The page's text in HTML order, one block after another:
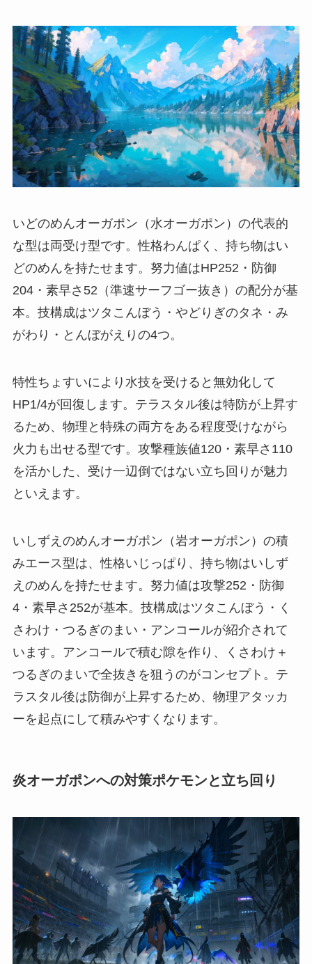
いどのめんオーガポン（水オーガポン）の代表的
な型は両受け型です。性格わんぱく、持ち物はい
どのめんを持たせます。努力値はHP252・防御
204・素早さ52（準速サーフゴー抜き）の配分が基
本。技構成はツタこんぼう・やどりぎのタネ・み
がわり・とんぼがえりの4つ。
特性ちょすいにより水技を受けると無効化して
HP1/4が回復します。テラスタル後は特防が上昇す
るため、物理と特殊の両方をある程度受けながら
火力も出せる型です。攻撃種族値120・素早さ110
を活かした、受け一辺倒ではない立ち回りが魅力
といえます。
いしずえのめんオーガポン（岩オーガポン）の積
みエース型は、性格いじっぱり、持ち物はいしず
えのめんを持たせます。努力値は攻撃252・防御
4・素早さ252が基本。技構成はツタこんぼう・く
さわけ・つるぎのまい・アンコールが紹介されて
います。アンコールで積む隙を作り、くさわけ＋
つるぎのまいで全抜きを狙うのがコンセプト。テ
ラスタル後は防御が上昇するため、物理アタッカ
ーを起点にして積みやすくなります。
炎オーガポンへの対策ポケモンと立ち回り